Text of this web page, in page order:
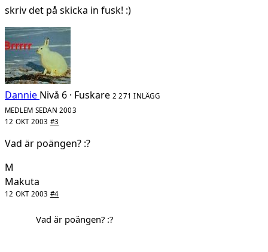
skriv det på skicka in fusk! :)
Dannie Nivå 6 · Fuskare 2 271 INLÄGG
MEDLEM SEDAN 2003
12 OKT 2003 #3
Vad är poängen? :?
M
Makuta
12 OKT 2003 #4
Vad är poängen? :?